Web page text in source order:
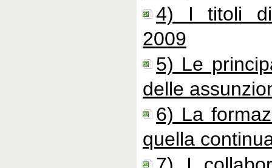
4) I titoli di
2009
5) Le
delle
6) La
quella